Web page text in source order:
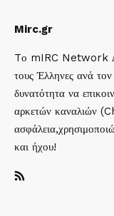
Mirc.gr
Tο mIRC Network
τους Έλληνες ανά
δυνατότητα να
αρκετών καναλιών
και ήχου!